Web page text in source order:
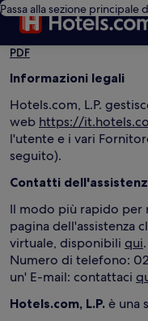
Passa alla sezione principale
PDF
Informazioni legali
Hotels.com, L.P.
web https://
l'utente e i vari
seguito).
Contatti
Il modo più rapido per
pagina dell'assistenza
virtuale, disponibili qui
Numero di telefono:
un' E-mail: contattaci
Hotels.com, L.P. è una